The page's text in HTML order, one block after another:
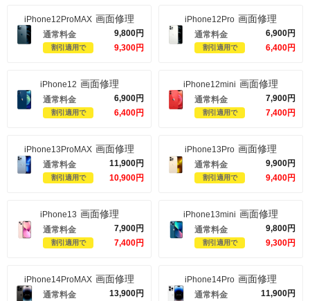
iPhone12ProMAX 画面修理
通常料金 9,800円
割引適用で 9,300円
iPhone12Pro 画面修理
通常料金 6,900円
割引適用で 6,400円
iPhone12 画面修理
通常料金 6,900円
割引適用で 6,400円
iPhone12mini 画面修理
通常料金 7,900円
割引適用で 7,400円
iPhone13ProMAX 画面修理
通常料金 11,900円
割引適用で 10,900円
iPhone13Pro 画面修理
通常料金 9,900円
割引適用で 9,400円
iPhone13 画面修理
通常料金 7,900円
割引適用で 7,400円
iPhone13mini 画面修理
通常料金 9,800円
割引適用で 9,300円
iPhone14ProMAX 画面修理
通常料金 13,900円
iPhone14Pro 画面修理
通常料金 11,900円